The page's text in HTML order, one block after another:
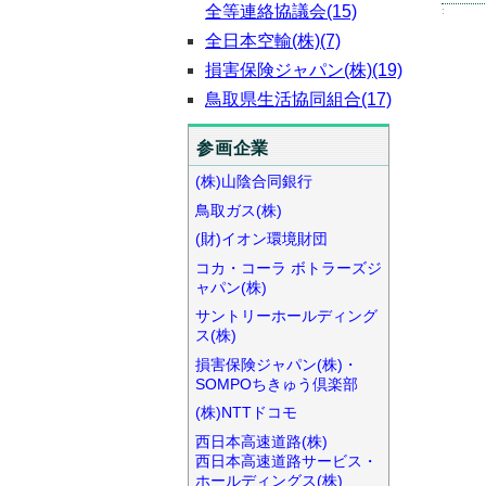
全等連絡協議会(15)
全日本空輸(株)(7)
損害保険ジャパン(株)(19)
鳥取県生活協同組合(17)
参画企業
(株)山陰合同銀行
鳥取ガス(株)
(財)イオン環境財団
コカ・コーラ ボトラーズジ
ャパン(株)
サントリーホールディング
ス(株)
損害保険ジャパン(株)・
SOMPOちきゅう倶楽部
(株)NTTドコモ
西日本高速道路(株)
西日本高速道路サービス・
ホールディングス(株)
: